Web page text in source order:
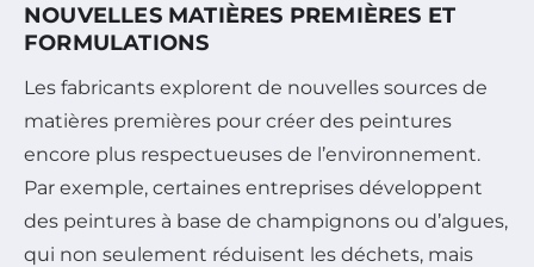
NOUVELLES MATIÈRES PREMIÈRES ET
FORMULATIONS
Les fabricants explorent de nouvelles sources de
matières premières pour créer des peintures
encore plus respectueuses de l’environnement.
Par exemple, certaines entreprises développent
des peintures à base de champignons ou d’algues,
qui non seulement réduisent les déchets, mais